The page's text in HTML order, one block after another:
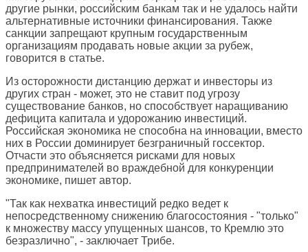
другие рынки, российским банкам так и не удалось найти
альтернативные источники финансирования. Также
санкции запрещают крупным государственным
организациям продавать новые акции за рубеж,
говорится в статье.
Из осторожности дистанцию держат и инвесторы из
других стран - может, это не ставит под угрозу
существование банков, но способствует наращиванию
дефицита капитала и удорожанию инвестиций.
Российская экономика не способна на инновации, вместо
них в России доминирует безграничный госсектор.
Отчасти это объясняется рисками для новых
предпринимателей во враждебной для конкуренции
экономике, пишет автор.
"Так как нехватка инвестиций редко ведет к
непосредственному снижению благосостояния - "только"
к множеству массу упущенных шансов, то Кремлю это
безразлично", - заключает Трибе.